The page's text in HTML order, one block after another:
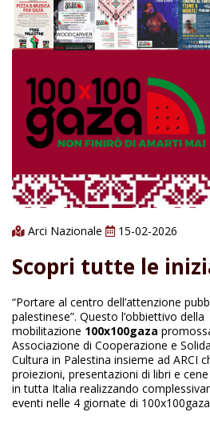
Arci Nazionale 15-02-2026
Scopri tutte le
“Portare al centro dell’attenzione
palestinese”. Questo l’obbiettivo della
mobilitazione 100x100gaza
Associazione di Cooperazione e
Cultura in Palestina insieme ad ARCI
proiezioni, presentazioni di libri e
in tutta Italia realizzando
eventi nelle 4 giornate di